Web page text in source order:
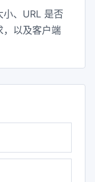
、URL 是否
，以及客户端